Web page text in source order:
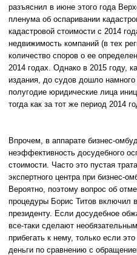
разъяснил в июне этого года
пленума об оспаривании
кадастровой стоимости с 2014
недвижимость компаний (в тех
количество споров о ее
2014 годах. Однако в 2015 году,
издания, до судов дошло
полугодие юридические лица
тогда как за тот же период 2014
Впрочем, в аппарате бизнес-
неэффективность досудебного
стоимости. Часто это пустая
экспертного центра при бизнес-
Вероятно, поэтому вопрос об
процедуры Борис Титов включил
президенту. Если досудебное
все-таки сделают
прибегать к нему, только если
деньги по сравнению с